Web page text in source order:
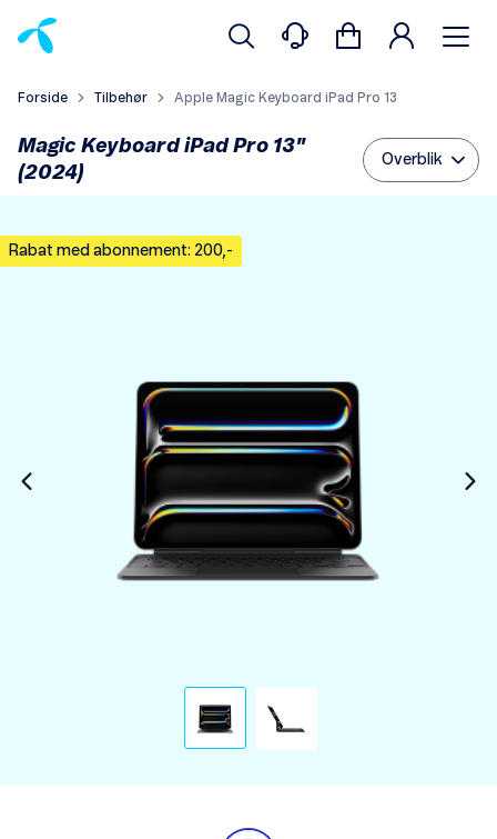
Forside Tilbehør Apple Magic Keyboard iPad Pro 13
Magic Keyboard iPad Pro 13"
(2024)
Overblik
Rabat med abonnement: 200,-